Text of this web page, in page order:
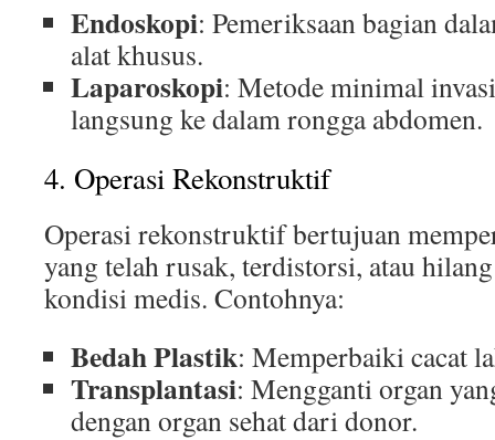
Endoskopi: Pemeriksaan bagian
alat khusus.
Laparoskopi: Metode minimal
langsung ke dalam rongga abdomen.
4. Operasi Rekonstruktif
Operasi rekonstruktif bertujuan
yang telah rusak, terdistorsi, atau
kondisi medis. Contohnya:
Bedah Plastik: Memperbaiki cacat
Transplantasi: Mengganti organ
dengan organ sehat dari donor.